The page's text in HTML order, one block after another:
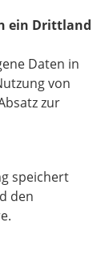
ein Drittland
Daten in
von
zur
speichert
den